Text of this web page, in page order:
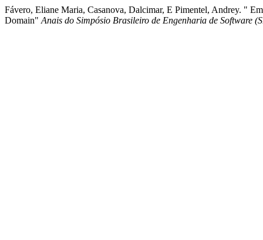
Fávero, Eliane Maria, Casanova, Dalcimar, E Pimentel, Andrey. "
Domain" Anais do Simpósio Brasileiro de Engenharia de Software